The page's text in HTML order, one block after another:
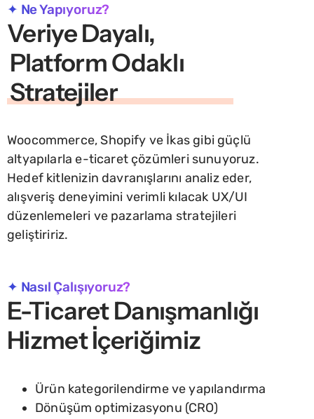
✦ Ne Yapıyoruz?
Veriye Dayalı,
Platform Odaklı
Stratejiler
Woocommerce, Shopify ve İkas gibi güçlü
altyapılarla e-ticaret çözümleri sunuyoruz.
Hedef kitlenizin davranışlarını analiz eder,
alışveriş deneyimini verimli kılacak UX/UI
düzenlemeleri ve pazarlama stratejileri
geliştiririz.
✦ Nasıl Çalışıyoruz?
E-Ticaret Danışmanlığı
Hizmet İçeriğimiz
Ürün kategorilendirme ve yapılandırma
Dönüşüm optimizasyonu (CRO)